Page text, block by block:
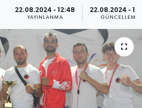
22.08.2024 - 12:48
YAYINLANMA
22.08.2024 -
GÜNCELLEME